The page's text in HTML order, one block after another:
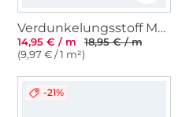
Verdunkelungsstoff Meliert, mint
14,95 € / m
18,95 € / m
(9,97 € / 1 m²)
-21%